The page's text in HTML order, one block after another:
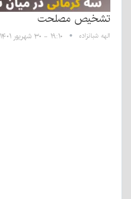
تشخیص مصلحت
الهه شبانزاده ۱۹:۱۰ - ۳۰ شهریور ۱۴۰۱